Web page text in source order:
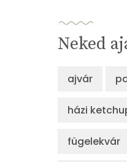
Neked
ajvár
házi
fügelekvár